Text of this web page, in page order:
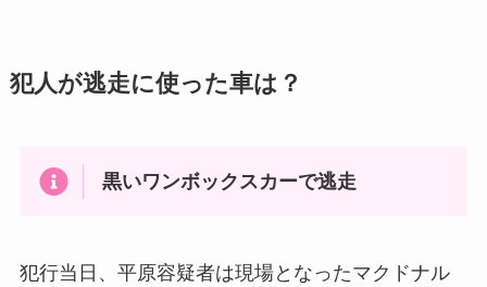
犯人が逃走に使った車は？
黒いワンボックスカーで逃走
犯行当日、平原容疑者は現場となったマクドナル